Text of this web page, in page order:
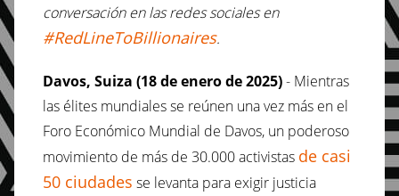
conversación en las redes sociales en
#RedLineToBillionaires.
Davos, Suiza (18 de enero de 2025)- Mientras
las élites mundiales se reúnen una vez más en el
Foro Económico Mundial de Davos, un poderoso
movimiento de más de 30.000 activistas de casi
50 ciudades se levanta para exigir justicia